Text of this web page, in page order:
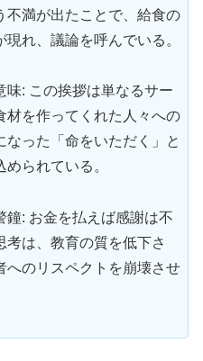
不満が出たことで、給食の
れ、議論を呼んでいる。
味: この挨拶は単なるサー
材を作ってくれた人々への
った「命をいただく」と
られている。
鐘: お金を払えば感謝は不
は、教育の質を低下さ
へのリスペクトを崩壊させ